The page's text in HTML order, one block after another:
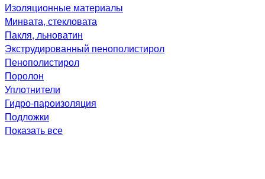
Изоляционные материалы
Минвата, стекловата
Пакля, льноватин
Экструдированный пенополистирол
Пенополистирол
Поролон
Уплотнители
Гидро-пароизоляция
Подложки
Показать все